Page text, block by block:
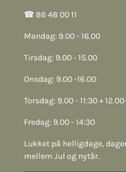
☎︎ 86 48 00 11
Mandag: 9.00 - 16.00
Tirsdag: 9.00 - 15.00
Onsdag: 9.00 -16.00
Torsdag: 9.00 - 11:30 +
Fredag: 9.00 - 14:30
Lukket på helligdage,
mellem Jul og nytår.